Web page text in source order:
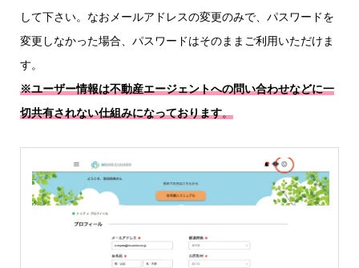
して下さい。なおメールアドレスの変更のみで、パスワードを
変更しなかった場合、パスワードはそのままご利用いただけま
す。
※ユーザー情報は不動産エージェントへの問い合わせなどに一
切共有されない仕組みになっております。